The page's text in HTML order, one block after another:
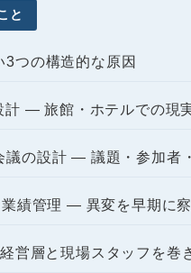
と
つの構造的な原因
計 ― 旅館・ホテルでの現
議の設計 ― 議題・参加者
績管理 ― 異変を早期に
営層と現場スタッフを巻